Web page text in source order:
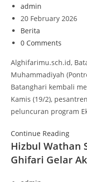
admin
20 February 2026
Berita
0 Comments
Alghifarimu.sch.id,
Muhammadiyah
Batanghari kembali
Kamis (19/2),
peluncuran program
Continue Reading
Hizbul Wathan
Ghifari Gelar